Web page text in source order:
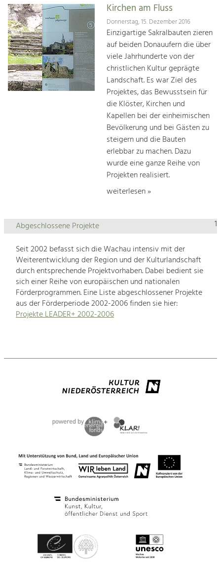
Kirchen am Fluss
Donnerstag, 15. Dezember 2016
Einzigartige Sakralbauten zieren
auf beiden Donauufern die über
viele Jahrhunderte von der
christlichen Kultur geprägte
Landschaft. Es war Ziel des
Projektes, das Bewusstsein für
die Klöster, Kirchen und
Kapellen bei der einheimischen
Bevölkerung und bei Gästen zu
steigern und die Bauten
erlebbar zu machen. Dazu
wurde eine ganze Reihe von
Projekten realisiert.
weiterlesen »
1
Abgeschlossene Projekte
Seit 2002 befasst sich die Wachau intensiv mit der
Weiterentwicklung der Region und der Kulturlandschaft
durch entsprechende Projektvorhaben. Dabei bedient sie
sich einer Reihe von europäischen und nationalen
Förderprogrammen. Eine Liste abgeschlossener Projekte
aus der Förderperiode 2002-2006 finden sie hier:
Projekte LEADER+ 2002-2006